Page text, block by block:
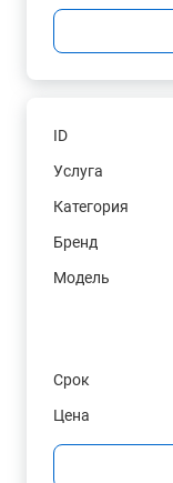
ID
Услуга
Категория
Бренд
Модель
Срок
Цена